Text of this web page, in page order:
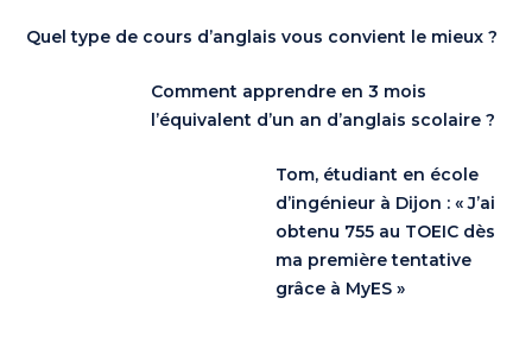
Quel type de cours d’anglais vous convient le mieux ?
Comment apprendre en 3 mois
l’équivalent d’un an d’anglais scolaire ?
Tom, étudiant en école
d’ingénieur à Dijon : « J’ai
obtenu 755 au TOEIC dès
ma première tentative
grâce à MyES »